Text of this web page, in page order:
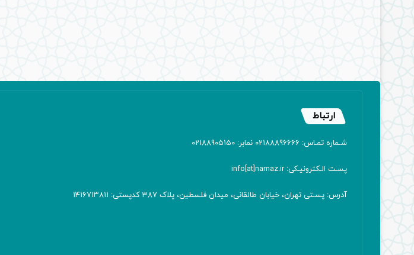
ارتباط
شـماره تمـاس: 02188896666 نمابر: 02188905150
پسـت الـکترونیـکی: info[at]namaz.ir
آدرس: پسـتی تهران، خیابان طالقانی، میدان فلسطین، پلاک 387 کدپستی: ۱۴۱۶۷۱۳۸۱۱